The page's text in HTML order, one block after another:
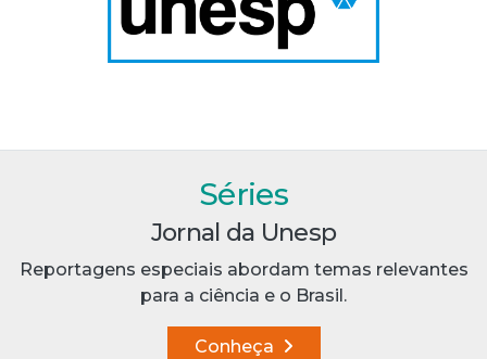
Séries
Jornal da Unesp
Reportagens especiais abordam temas relevantes
para a ciência e o Brasil.
Conheça